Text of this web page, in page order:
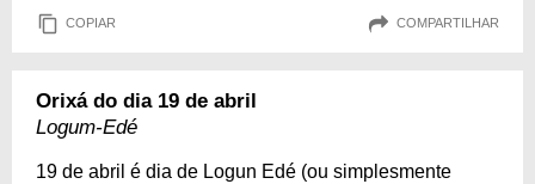
COPIAR COMPARTILHAR
Orixá do dia 19 de abril
Logum-Edé
19 de abril é dia de Logun Edé (ou simplesmente